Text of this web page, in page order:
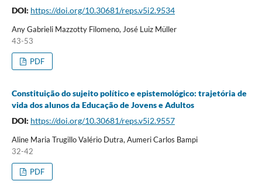
DOI: https://doi.org/10.30681/reps.v5i2.9534
Any Gabrieli Mazzotty Filomeno, José Luiz Müller
43-53
PDF
Constituição do sujeito político e epistemológico: trajetória de
vida dos alunos da Educação de Jovens e Adultos
DOI: https://doi.org/10.30681/reps.v5i2.9557
Aline Maria Trugillo Valério Dutra, Aumeri Carlos Bampi
32-42
PDF